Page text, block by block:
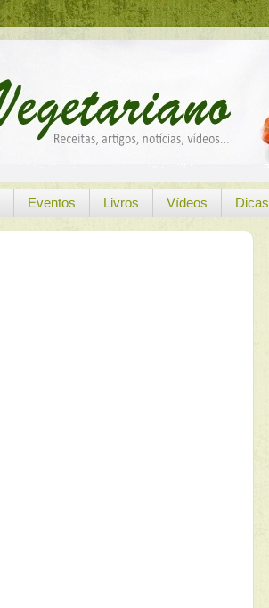
Eventos Livros Vídeos Dicas